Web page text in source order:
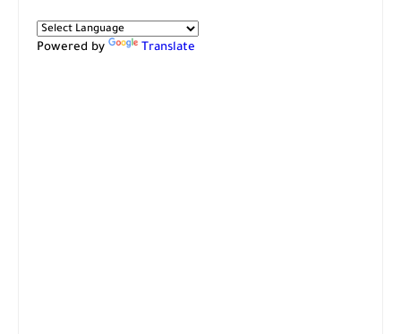
Powered by Translate